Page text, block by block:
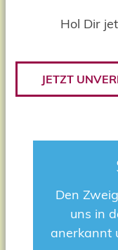
Hol Dir
JETZT
Den
uns in
anerkannt